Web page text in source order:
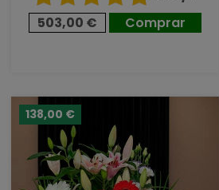
503,00 €
Comprar
138,00 €